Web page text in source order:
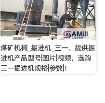
煤矿机械_掘进机_三一、提供掘
进机产品型号|图片|视频，选购
三一掘进机规格|参数|！